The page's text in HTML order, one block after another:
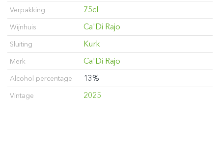
Verpakking 75cl
Wijnhuis Ca'Di Rajo
Sluiting Kurk
Merk Ca'Di Rajo
Alcohol percentage 13%
Vintage 2025